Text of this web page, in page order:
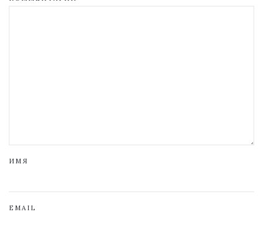
ИМЯ
EMAIL